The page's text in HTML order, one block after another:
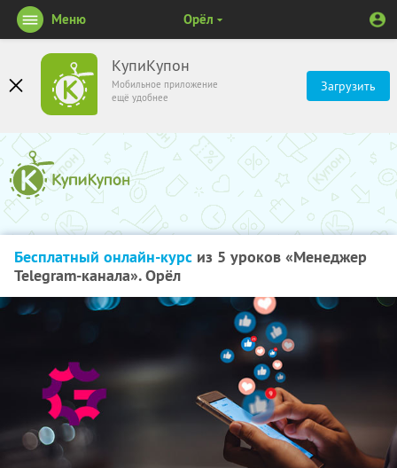
КупиКупон
Мобильное приложение
ещё удобнее
Загрузить
Меню Орёл
Бесплатный онлайн-курс из 5 уроков «Менеджер
Telegram-канала». Орёл